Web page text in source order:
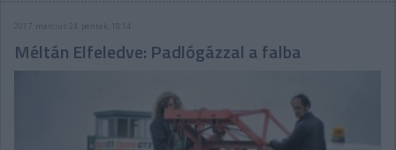
2017. március 24. péntek, 18:14
Méltán Elfeledve: Padlógázzal a falba